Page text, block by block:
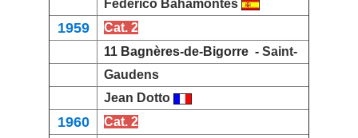
Federico Bahamontès
1959
Cat. 2
11 Bagnères-de-Bigorre - Saint-
Gaudens
Jean Dotto
1960
Cat. 2